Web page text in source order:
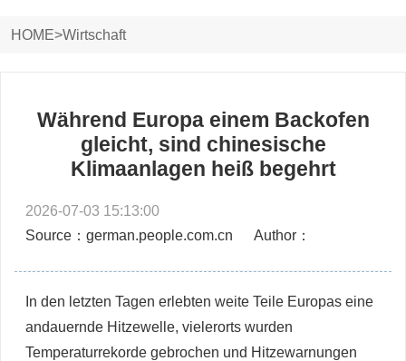
HOME>Wirtschaft
Während Europa einem Backofen
gleicht, sind chinesische
Klimaanlagen heiß begehrt
2026-07-03 15:13:00
Source：german.people.com.cn
Author：
In den letzten Tagen erlebten weite Teile Europas eine
andauernde Hitzewelle, vielerorts wurden
Temperaturrekorde gebrochen und Hitzewarnungen